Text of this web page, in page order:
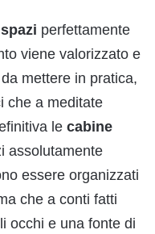
spazi perfettamente
viene valorizzato e
mettere in pratica,
che a meditate
le cabine
assolutamente
essere organizzati
che a conti fatti
occhi e una fonte di